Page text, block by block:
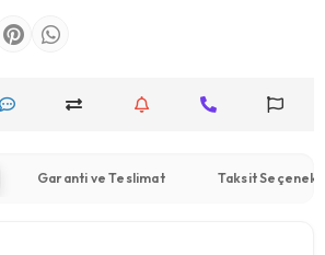
Garanti ve Teslimat Taksit